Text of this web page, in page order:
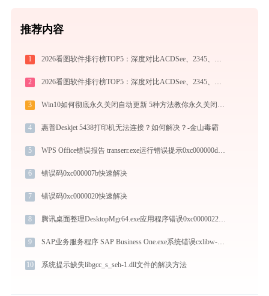
推荐内容
1 2026看图软件排行榜TOP5：深度对比ACDSee、2345、光影、Honeyview、FastStone
2 2026看图软件排行榜TOP5：深度对比ACDSee、2345、光影、Honeyview、FastStone
3 Win10如何彻底永久关闭自动更新 5种方法教你永久关闭win10自动更新
4 惠普Deskjet 5438打印机无法连接？如何解决？-金山毒霸
5 WPS Office错误报告 transerr.exe运行错误提示0xc000000d的解决办法
6 错误码0xc000007b快速解决
7 错误码0xc0000020快速解决
8 腾讯桌面整理DesktopMgr64.exe应用程序错误0xc0000022解决方法
9 SAP业务服务程序 SAP Business One.exe系统错误cxlibw-5-0.dll丢失如何解决
10 系统提示缺失libgcc_s_seh-1.dll文件的解决方法